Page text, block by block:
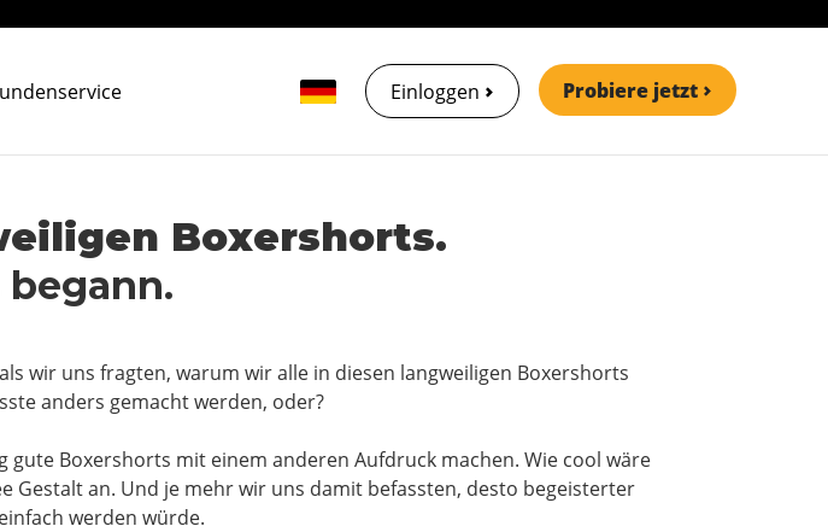
Einloggen Probiere jetzt
Boxershorts.
wir uns fragten, warum wir alle in diesen langweiligen Boxershorts
anders gemacht werden, oder?
Boxershorts mit einem anderen Aufdruck machen. Wie cool wäre
Gestalt an. Und je mehr wir uns damit befassten, desto begeisterter
werden würde.